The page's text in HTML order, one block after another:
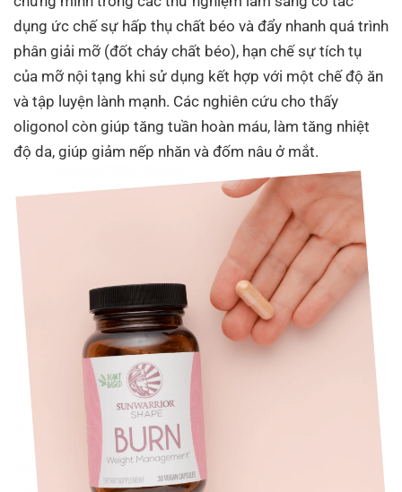
dụng ức chế sự hấp thụ chất béo và đẩy nhanh quá trình
phân giải mỡ (đốt cháy chất béo), hạn chế sự tích tụ
của mỡ nội tạng khi sử dụng kết hợp với một chế độ ăn
và tập luyện lành mạnh. Các nghiên cứu cho thấy
oligonol còn giúp tăng tuần hoàn máu, làm tăng nhiệt
độ da, giúp giảm nếp nhăn và đốm nâu ở mắt.